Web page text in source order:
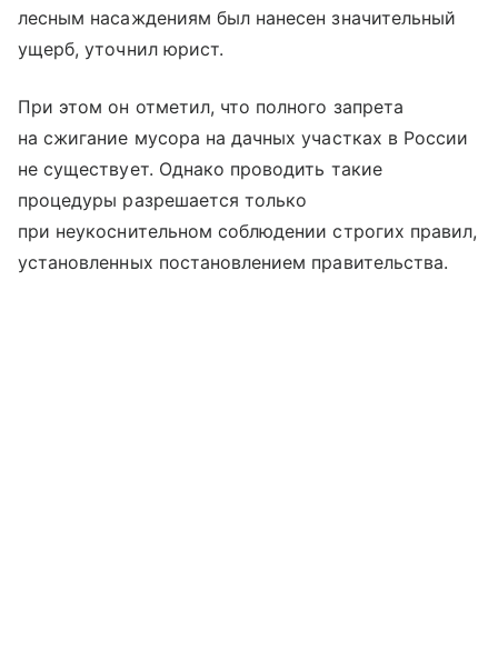
лесным насаждениям был нанесен значительный
ущерб, уточнил юрист.
При этом он отметил, что полного запрета
на сжигание мусора на дачных участках в России
не существует. Однако проводить такие
процедуры разрешается только
при неукоснительном соблюдении строгих правил,
установленных постановлением правительства.